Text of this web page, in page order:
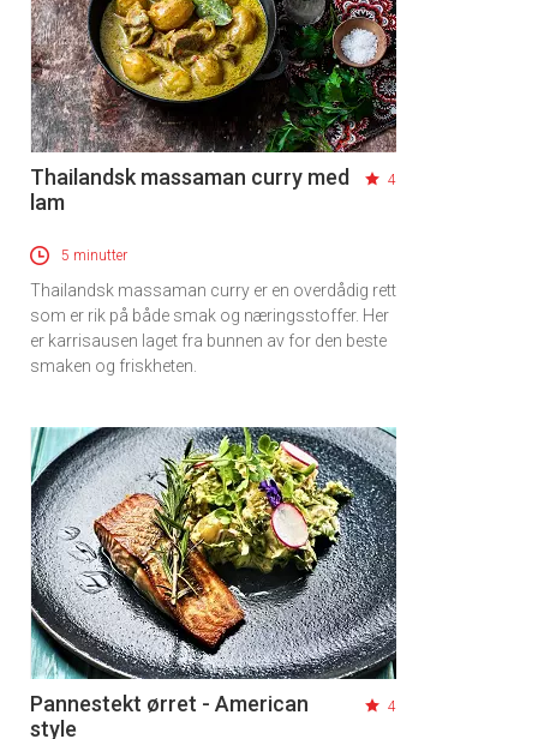
Thailandsk massaman curry med
lam
4
5 minutter
Thailandsk massaman curry er en overdådig rett
som er rik på både smak og næringsstoffer. Her
er karrisausen laget fra bunnen av for den beste
smaken og friskheten.
Pannestekt ørret - American
style
4